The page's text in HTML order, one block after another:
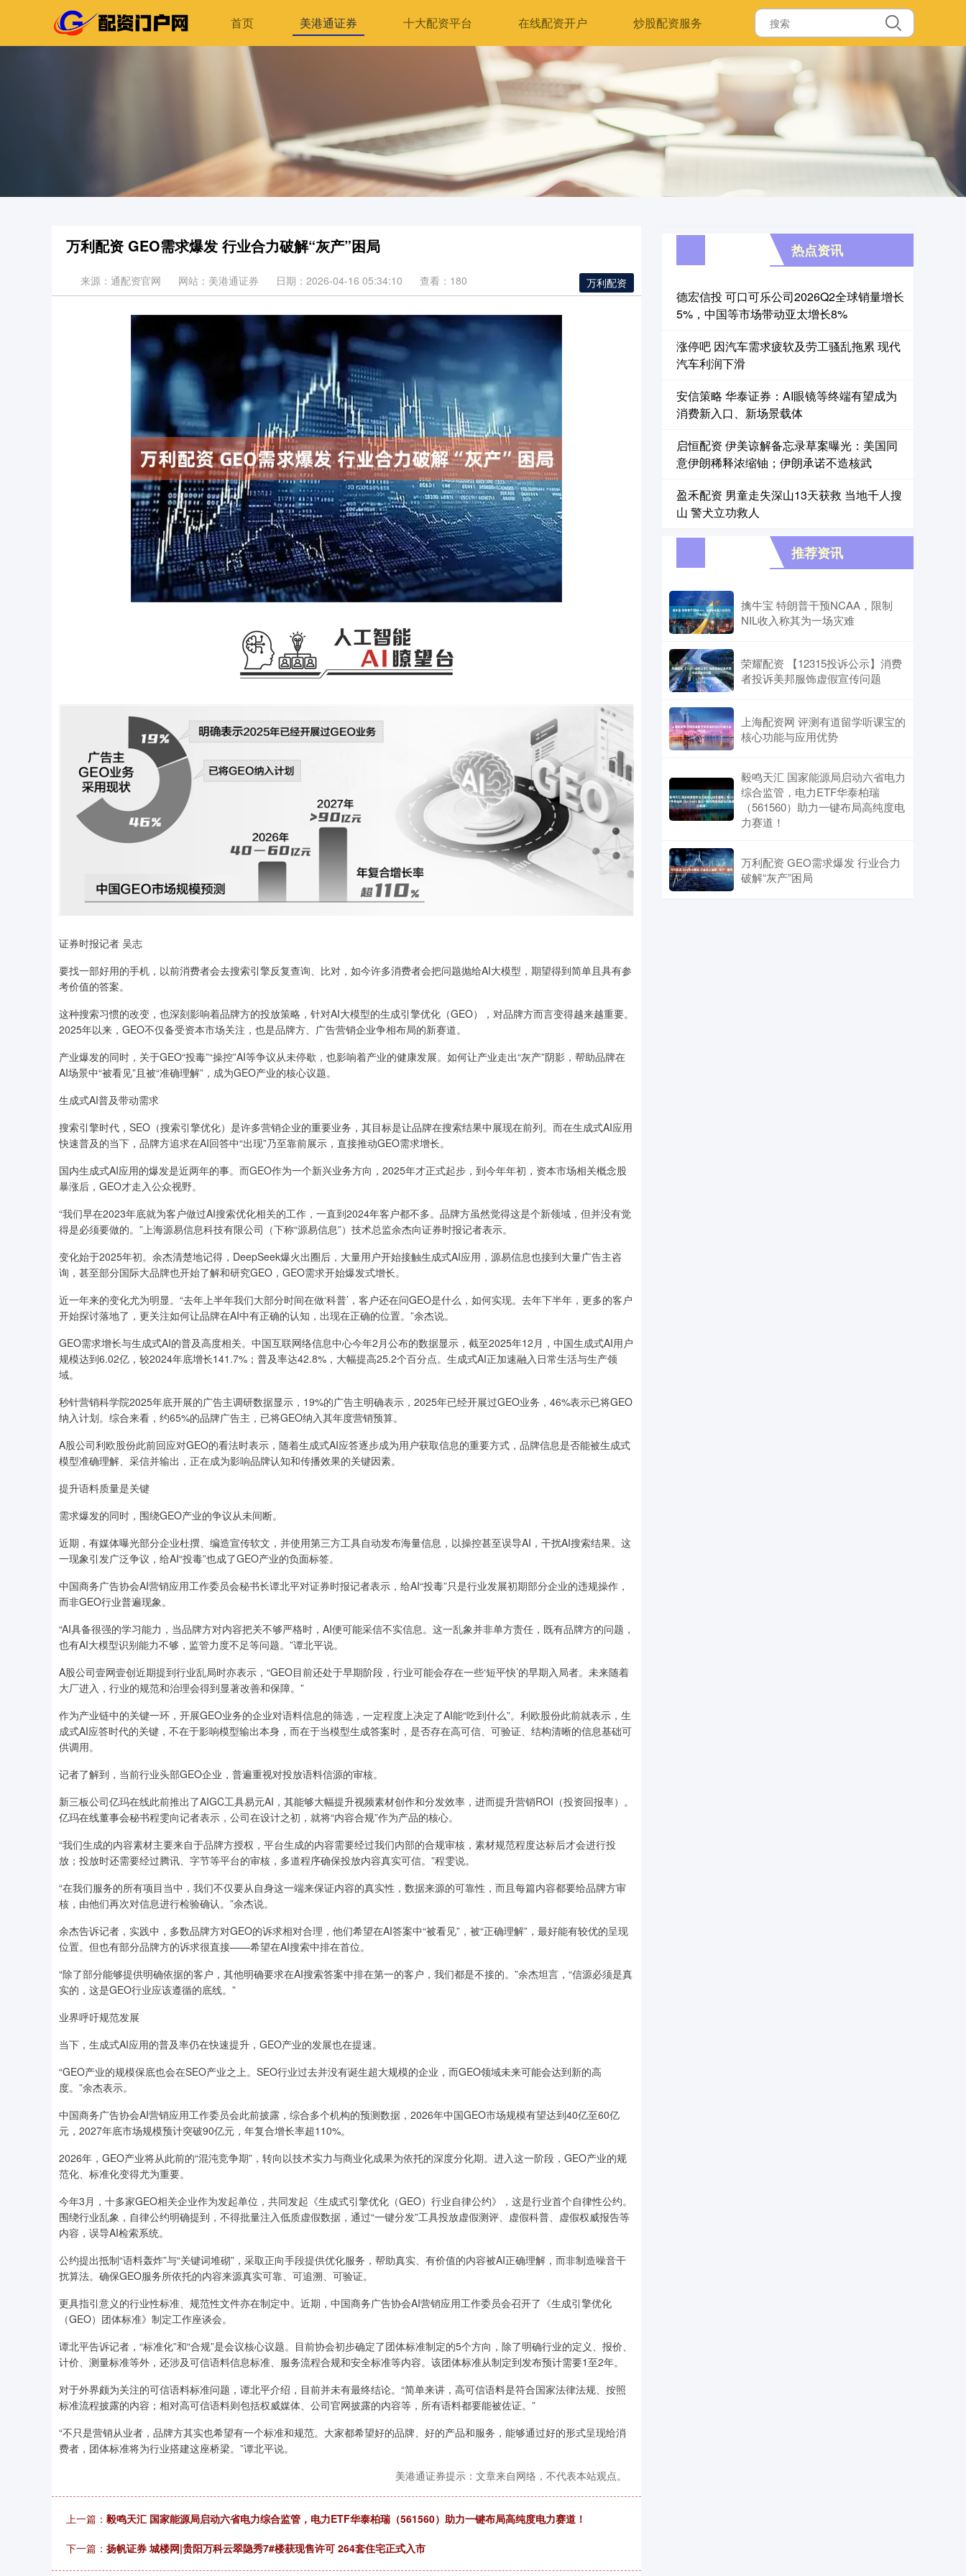
首页 美港通证券 十大配资平台 在线配资开户 炒股配资服务
万利配资 GEO需求爆发 行业合力破解“灰产”困局
万利配资
来源：通配资官网 网站：美港通证券 日期：2026-04-16 05:34:10 查看：180
证券时报记者 吴志
要找一部好用的手机，以前消费者会去搜索引擎反复查询、比对，如今许多消费者会把问题抛给AI大模型，期望得到简单且具有参
考价值的答案。
这种搜索习惯的改变，也深刻影响着品牌方的投放策略，针对AI大模型的生成引擎优化（GEO），对品牌方而言变得越来越重要。
2025年以来，GEO不仅备受资本市场关注，也是品牌方、广告营销企业争相布局的新赛道。
产业爆发的同时，关于GEO“投毒”“操控”AI等争议从未停歇，也影响着产业的健康发展。如何让产业走出“灰产”阴影，帮助品牌在
AI场景中“被看见”且被“准确理解”，成为GEO产业的核心议题。
生成式AI普及带动需求
搜索引擎时代，SEO（搜索引擎优化）是许多营销企业的重要业务，其目标是让品牌在搜索结果中展现在前列。而在生成式AI应用
快速普及的当下，品牌方追求在AI回答中“出现”乃至靠前展示，直接推动GEO需求增长。
国内生成式AI应用的爆发是近两年的事。而GEO作为一个新兴业务方向，2025年才正式起步，到今年年初，资本市场相关概念股
暴涨后，GEO才走入公众视野。
“我们早在2023年底就为客户做过AI搜索优化相关的工作，一直到2024年客户都不多。品牌方虽然觉得这是个新领域，但并没有觉
得是必须要做的。”上海源易信息科技有限公司（下称“源易信息”）技术总监余杰向证券时报记者表示。
变化始于2025年初。余杰清楚地记得，DeepSeek爆火出圈后，大量用户开始接触生成式AI应用，源易信息也接到大量广告主咨
询，甚至部分国际大品牌也开始了解和研究GEO，GEO需求开始爆发式增长。
近一年来的变化尤为明显。“去年上半年我们大部分时间在做‘科普’，客户还在问GEO是什么，如何实现。去年下半年，更多的客户
开始探讨落地了，更关注如何让品牌在AI中有正确的认知，出现在正确的位置。”余杰说。
GEO需求增长与生成式AI的普及高度相关。中国互联网络信息中心今年2月公布的数据显示，截至2025年12月，中国生成式AI用户
规模达到6.02亿，较2024年底增长141.7%；普及率达42.8%，大幅提高25.2个百分点。生成式AI正加速融入日常生活与生产领
域。
秒针营销科学院2025年底开展的广告主调研数据显示，19%的广告主明确表示，2025年已经开展过GEO业务，46%表示已将GEO
纳入计划。综合来看，约65%的品牌广告主，已将GEO纳入其年度营销预算。
A股公司利欧股份此前回应对GEO的看法时表示，随着生成式AI应答逐步成为用户获取信息的重要方式，品牌信息是否能被生成式
模型准确理解、采信并输出，正在成为影响品牌认知和传播效果的关键因素。
提升语料质量是关键
需求爆发的同时，围绕GEO产业的争议从未间断。
近期，有媒体曝光部分企业杜撰、编造宣传软文，并使用第三方工具自动发布海量信息，以操控甚至误导AI，干扰AI搜索结果。这
一现象引发广泛争议，给AI“投毒”也成了GEO产业的负面标签。
中国商务广告协会AI营销应用工作委员会秘书长谭北平对证券时报记者表示，给AI“投毒”只是行业发展初期部分企业的违规操作，
而非GEO行业普遍现象。
“AI具备很强的学习能力，当品牌方对内容把关不够严格时，AI便可能采信不实信息。这一乱象并非单方责任，既有品牌方的问题，
也有AI大模型识别能力不够，监管力度不足等问题。”谭北平说。
A股公司壹网壹创近期提到行业乱局时亦表示，“GEO目前还处于早期阶段，行业可能会存在一些‘短平快’的早期入局者。未来随着
大厂进入，行业的规范和治理会得到显著改善和保障。”
作为产业链中的关键一环，开展GEO业务的企业对语料信息的筛选，一定程度上决定了AI能“吃到什么”。利欧股份此前就表示，生
成式AI应答时代的关键，不在于影响模型输出本身，而在于当模型生成答案时，是否存在高可信、可验证、结构清晰的信息基础可
供调用。
记者了解到，当前行业头部GEO企业，普遍重视对投放语料信源的审核。
新三板公司亿玛在线此前推出了AIGC工具易元AI，其能够大幅提升视频素材创作和分发效率，进而提升营销ROI（投资回报率）。
亿玛在线董事会秘书程雯向记者表示，公司在设计之初，就将“内容合规”作为产品的核心。
“我们生成的内容素材主要来自于品牌方授权，平台生成的内容需要经过我们内部的合规审核，素材规范程度达标后才会进行投
放；投放时还需要经过腾讯、字节等平台的审核，多道程序确保投放内容真实可信。”程雯说。
“在我们服务的所有项目当中，我们不仅要从自身这一端来保证内容的真实性，数据来源的可靠性，而且每篇内容都要给品牌方审
核，由他们再次对信息进行检验确认。”余杰说。
余杰告诉记者，实践中，多数品牌方对GEO的诉求相对合理，他们希望在AI答案中“被看见”，被“正确理解”，最好能有较优的呈现
位置。但也有部分品牌方的诉求很直接——希望在AI搜索中排在首位。
“除了部分能够提供明确依据的客户，其他明确要求在AI搜索答案中排在第一的客户，我们都是不接的。”余杰坦言，“信源必须是真
实的，这是GEO行业应该遵循的底线。”
业界呼吁规范发展
当下，生成式AI应用的普及率仍在快速提升，GEO产业的发展也在提速。
“GEO产业的规模保底也会在SEO产业之上。SEO行业过去并没有诞生超大规模的企业，而GEO领域未来可能会达到新的高
度。”余杰表示。
中国商务广告协会AI营销应用工作委员会此前披露，综合多个机构的预测数据，2026年中国GEO市场规模有望达到40亿至60亿
元，2027年底市场规模预计突破90亿元，年复合增长率超110%。
2026年，GEO产业将从此前的“混沌竞争期”，转向以技术实力与商业化成果为依托的深度分化期。进入这一阶段，GEO产业的规
范化、标准化变得尤为重要。
今年3月，十多家GEO相关企业作为发起单位，共同发起《生成式引擎优化（GEO）行业自律公约》，这是行业首个自律性公约。
围绕行业乱象，自律公约明确提到，不得批量注入低质虚假数据，通过“一键分发”工具投放虚假测评、虚假科普、虚假权威报告等
内容，误导AI检索系统。
公约提出抵制“语料轰炸”与“关键词堆砌”，采取正向手段提供优化服务，帮助真实、有价值的内容被AI正确理解，而非制造噪音干
扰算法。确保GEO服务所依托的内容来源真实可靠、可追溯、可验证。
更具指引意义的行业性标准、规范性文件亦在制定中。近期，中国商务广告协会AI营销应用工作委员会召开了《生成引擎优化
（GEO）团体标准》制定工作座谈会。
谭北平告诉记者，“标准化”和“合规”是会议核心议题。目前协会初步确定了团体标准制定的5个方向，除了明确行业的定义、报价、
计价、测量标准等外，还涉及可信语料信息标准、服务流程合规和安全标准等内容。该团体标准从制定到发布预计需要1至2年。
对于外界颇为关注的可信语料标准问题，谭北平介绍，目前并未有最终结论。“简单来讲，高可信语料是符合国家法律法规、按照
标准流程披露的内容；相对高可信语料则包括权威媒体、公司官网披露的内容等，所有语料都要能被佐证。”
“不只是营销从业者，品牌方其实也希望有一个标准和规范。大家都希望好的品牌、好的产品和服务，能够通过好的形式呈现给消
费者，团体标准将为行业搭建这座桥梁。”谭北平说。
美港通证券提示：文章来自网络，不代表本站观点。
上一篇： 毅鸣天汇 国家能源局启动六省电力综合监管，电力ETF华泰柏瑞（561560）助力一键布局高纯度电力赛道！
下一篇： 扬帆证券 城楼网|贵阳万科云翠隐秀7#楼获现售许可 264套住宅正式入市
热点资讯
德宏信投 可口可乐公司2026Q2全球销量增长
5%，中国等市场带动亚太增长8%
涨停吧 因汽车需求疲软及劳工骚乱拖累 现代
汽车利润下滑
安信策略 华泰证券：AI眼镜等终端有望成为
消费新入口、新场景载体
启恒配资 伊美谅解备忘录草案曝光：美国同
意伊朗稀释浓缩铀；伊朗承诺不造核武
盈禾配资 男童走失深山13天获救 当地千人搜
山 警犬立功救人
推荐资讯
擒牛宝 特朗普干预NCAA，限制
NIL收入称其为一场灾难
荣耀配资 【12315投诉公示】消费
者投诉美邦服饰虚假宣传问题
上海配资网 评测有道留学听课宝的
核心功能与应用优势
毅鸣天汇 国家能源局启动六省电力
综合监管，电力ETF华泰柏瑞
（561560）助力一键布局高纯度电
力赛道！
万利配资 GEO需求爆发 行业合力
破解“灰产”困局